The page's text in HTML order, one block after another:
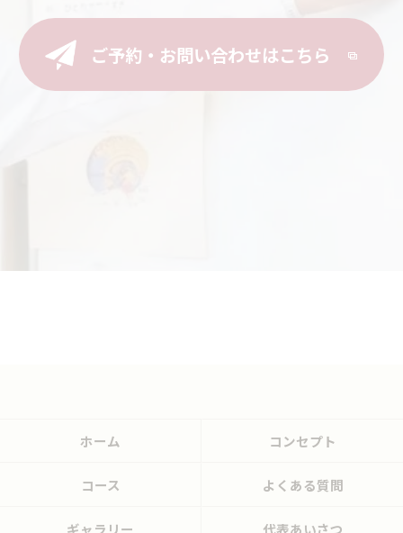
ご予約・お問い合わせはこちら
ホーム コンセプト
コース よくある質問
ギャラリー 代表あいさつ